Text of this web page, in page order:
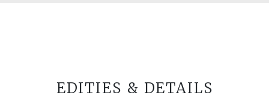
EDITIES & DETAILS